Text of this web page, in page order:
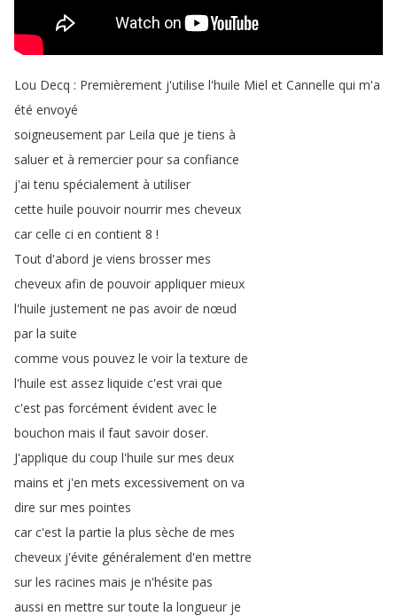
Lou Decq : Premièrement j'utilise l'huile Miel et Cannelle qui m'a
été envoyé
soigneusement par Leila que je tiens à
saluer et à remercier pour sa confiance
j'ai tenu spécialement à utiliser
cette huile pouvoir nourrir mes cheveux
car celle ci en contient 8 !
Tout d'abord je viens brosser mes
cheveux afin de pouvoir appliquer mieux
l'huile justement ne pas avoir de nœud
par la suite
comme vous pouvez le voir la texture de
l'huile est assez liquide c'est vrai que
c'est pas forcément évident avec le
bouchon mais il faut savoir doser.
J'applique du coup l'huile sur mes deux
mains et j'en mets excessivement on va
dire sur mes pointes
car c'est la partie la plus sèche de mes
cheveux j'évite généralement d'en mettre
sur les racines mais je n'hésite pas
aussi en mettre sur toute la longueur je